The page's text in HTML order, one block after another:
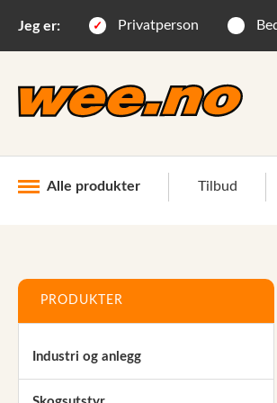
Jeg er: Privatperson
Alle produkter Tilbud
Skogsutstyr
Hjem, hage, fritid og sjø
Vinter og snøutstyr
PRODUKTER
Industri og anlegg